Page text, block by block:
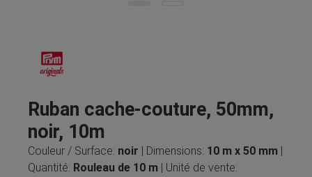
Ruban cache-couture, 50mm,
noir, 10m
Couleur / Surface: noir | Dimensions: 10 m x 50 mm |
Quantité: Rouleau de 10 m | Unité de vente: